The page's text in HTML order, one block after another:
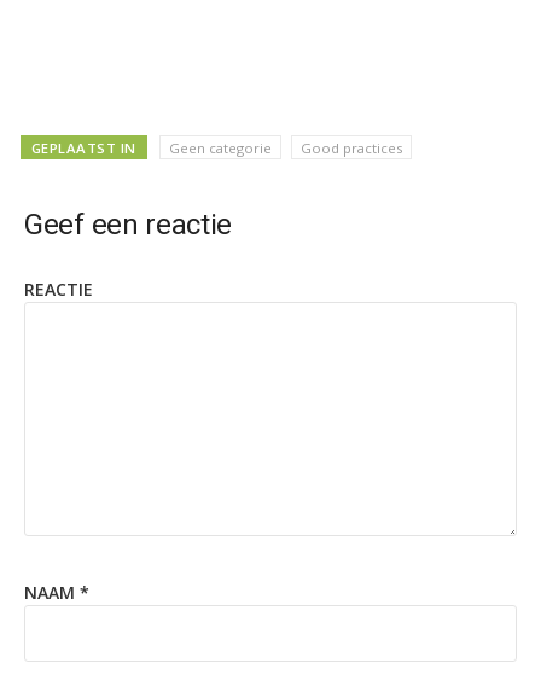
GEPLAATST IN Geen categorie Good practices
Geef een reactie
REACTIE
NAAM *